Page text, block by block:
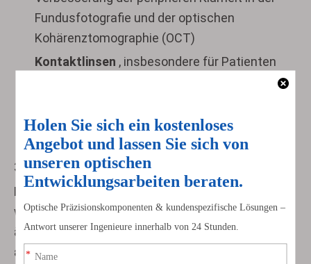
Fundusfotografie und der optischen
Kohärenztomographie (OCT)
Kontaktlinsen , insbesondere für Patienten
verbesserte Oberflächengeometrie die
Passform und die Sehkorrektur verbessert
3.2 Endoskopie und minimalinvasive Chirurgie
Endoskopische Systemeerfordern eine
weitwinkelige, verzerrungsfreie Bildgebung in
äußerst kompakten Formaten. Hier istder Einsatz
asphärischer Linsen